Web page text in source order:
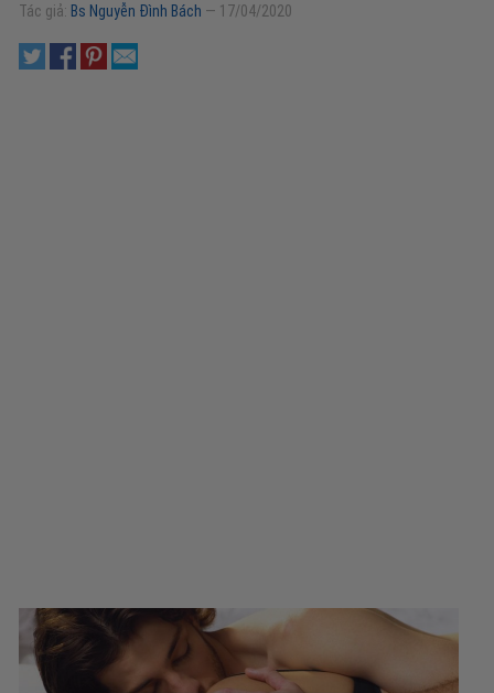
Tác giả: Bs Nguyễn Đình Bách — 17/04/2020